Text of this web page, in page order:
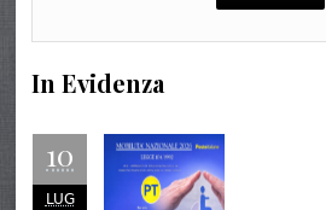
In Evidenza
10
LUG